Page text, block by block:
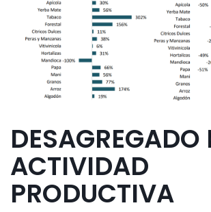
DESAGREGADO
ACTIVIDAD
PRODUCTIVA